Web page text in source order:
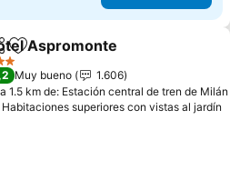
Agregar a favoritos
Aspromonte
Muy bueno
1.606
a 1.5 km de: Estación central de tren de Milán
Habitaciones superiores con vistas al jardín